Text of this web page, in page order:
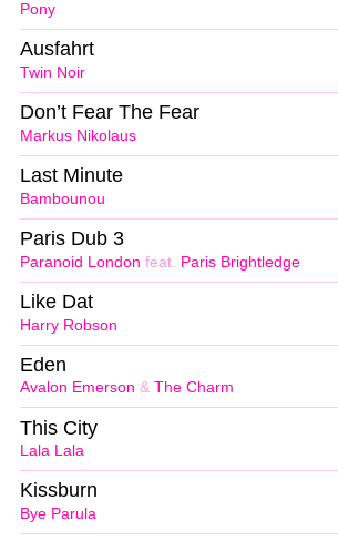
Pony
Twin Noir
Ausfahrt
Markus Nikolaus
Don’t Fear The Fear
Bambounou
Last Minute
Paranoid London feat. Paris Brightledge
Paris Dub 3
Harry Robson
Like Dat
Avalon Emerson & The Charm
Eden
Lala Lala
This City
Bye Parula
Kissburn